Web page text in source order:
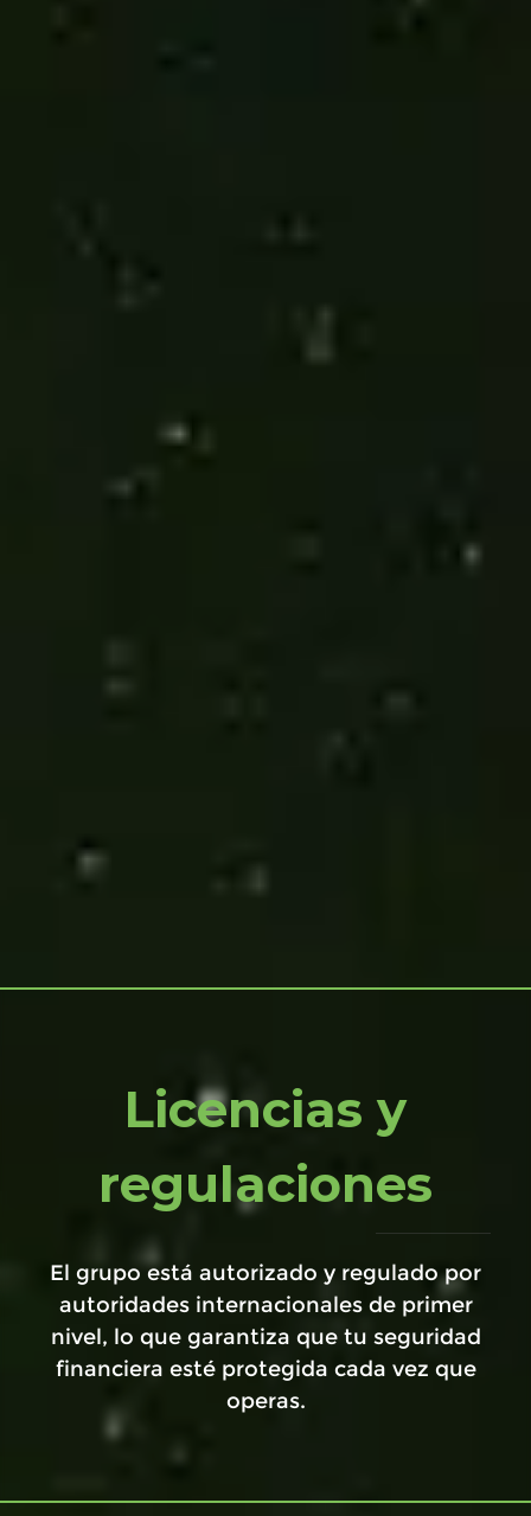
Licencias y
regulaciones
El grupo está autorizado y regulado por
autoridades internacionales de primer
nivel, lo que garantiza que tu seguridad
financiera esté protegida cada vez que
operas.